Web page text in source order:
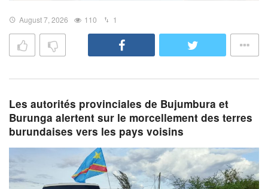
August 7, 2026 110 1
Les autorités provinciales de Bujumbura et
Burunga alertent sur le morcellement des terres
burundaises vers les pays voisins